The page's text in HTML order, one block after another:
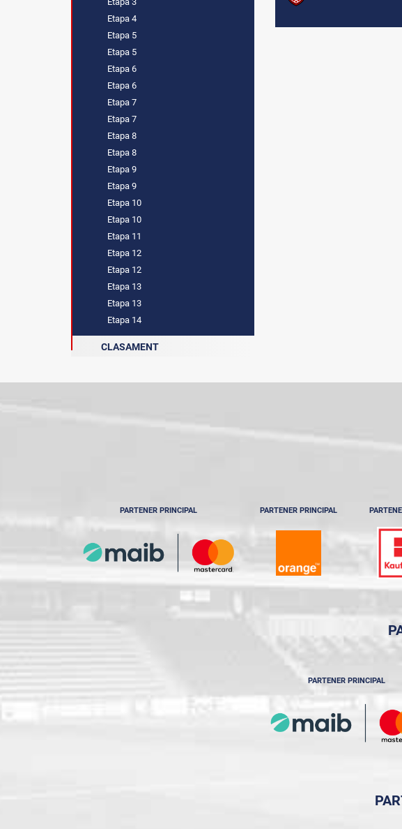
Etapa 4
Etapa 5
Etapa 5
Etapa 6
Etapa 6
Etapa 7
Etapa 7
Etapa 8
Etapa 8
Etapa 9
Etapa 9
Etapa 10
Etapa 10
Etapa 11
Etapa 12
Etapa 12
Etapa 13
Etapa 13
Etapa 14
CLASAMENT
PARTENER PRINCIPAL PARTENER PRINCIPAL
PARTENER PRINCIPAL